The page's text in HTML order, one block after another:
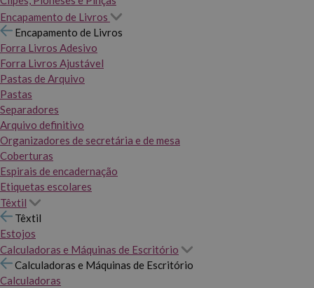
Encapamento de Livros
Encapamento de Livros
Forra Livros Adesivo
Forra Livros Ajustável
Pastas de Arquivo
Pastas
Separadores
Arquivo definitivo
Organizadores de secretária e de mesa
Coberturas
Espirais de encadernação
Etiquetas escolares
Têxtil
Têxtil
Estojos
Calculadoras e Máquinas de Escritório
Calculadoras e Máquinas de Escritório
Calculadoras